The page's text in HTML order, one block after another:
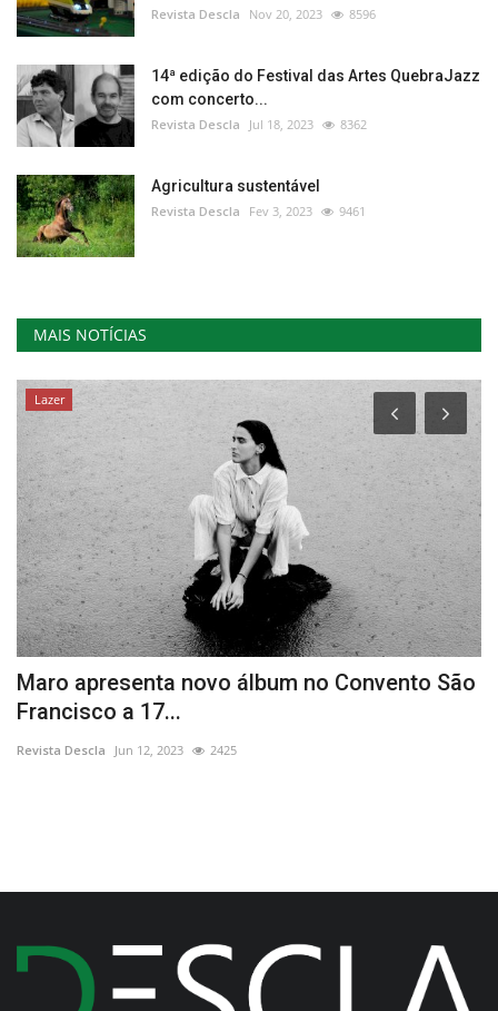
Revista Descla Nov 20, 2023 8596
14ª edição do Festival das Artes QuebraJazz
com concerto...
Revista Descla Jul 18, 2023 8362
Agricultura sustentável
Revista Descla Fev 3, 2023 9461
MAIS NOTÍCIAS
Lazer
Maro apresenta novo álbum no Convento São
Francisco a 17...
Revista Descla Jun 12, 2023 2425